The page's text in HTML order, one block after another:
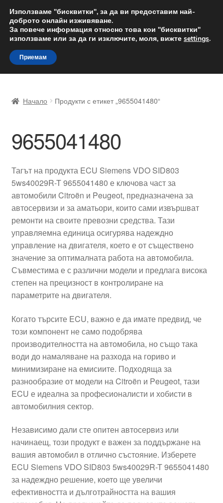
ДОСТАВКА от 12 лв.
Доставка по целия свят
Skip
to
navigation
Skip
to
content
Доставка по целия свят
Жалби
Количка
Контакт
Моята сметка
Плащанията
Политика за поверителност
Правила и условия
Процедура за рекламации
Разгледайте
Транспорт
Начало Продукти с етикет „9655041480“
9655041480
Тагът на продукта ECU Siemens VDO SID803
5ws40029R-T 9655041480 е ключова част за
автомобили Citroën и Peugeot, предназначена за
автосервизи и за аматьори, които сами извършват
ремонти на своите превозни средства. Тази
управляемна единица осигурява надеждно
управление на двигателя, което е от съществено
значение за оптималната работа на автомобила.
Съвместима е с различни модели и предлага висока
степен на прецизност в контролиране на
параметрите на двигателя.
Когато търсите ECU, важно е да имате предвид, че
този компонент не само подобрява
производителността на автомобила, но също така
води до намаляване на разхода на гориво и
минимизиране на емисиите. Подходяща за
разнообразие от модели на Citroën и Peugeot, тази
ECU е идеална за професионалисти и хобисти в
автомобилния сектор.
Независимо дали сте опитен автосервиз или
начинаещ, този продукт е важен за поддържане на
вашия автомобил в отлично състояние. Изберете
ECU Siemens VDO SID803 5ws40029R-T 9655041480
за надеждно решение, което ще увеличи
ефективността и дълготрайността на вашия
Използваме "бисквитки", за да ви предоставим най-
доброто онлайн изживяване.
За повече информация относно това кои "бисквитки"
използваме или за да ги изключите, моля, вижте settings.
Приемам